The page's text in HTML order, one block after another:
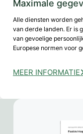
Maximale
Alle diensten worden
van derde landen. Er is
van gevoelige
Europese normen voor
MEER INFORMATIE